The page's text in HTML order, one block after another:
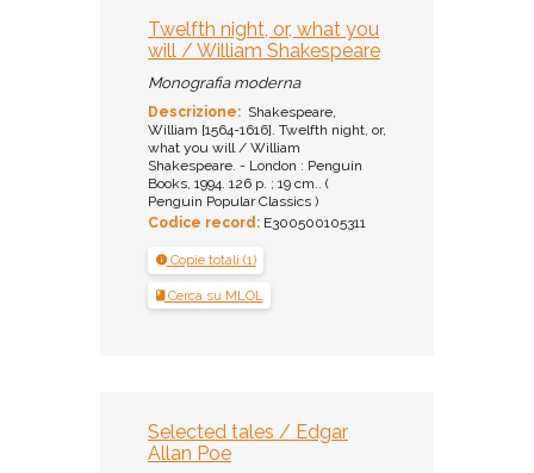
Twelfth night, or, what you
will / William Shakespeare
Monografia moderna
Descrizione: Shakespeare,
William [1564-1616]. Twelfth night, or,
what you will / William
Shakespeare. - London : Penguin
Books, 1994. 126 p. ; 19 cm.. (
Penguin Popular Classics )
Codice record: E300500105311
Copie totali (1)
Cerca su MLOL
Selected tales / Edgar
Allan Poe